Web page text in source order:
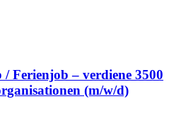
Ferienjob – verdiene 3500
(m/w/d)